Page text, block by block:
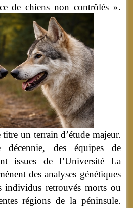
de chiens non contrôlés ».
un terrain d’étude majeur.
décennie, des équipes de
issues de l’Université La
des analyses génétiques
individus retrouvés morts ou
régions de la péninsule.